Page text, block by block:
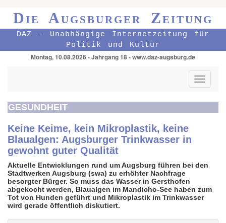
Die Augsburger Zeitung
DAZ - Unabhängige Internetzeitung für
Politik und Kultur
Montag, 10.08.2026 - Jahrgang 18 - www.daz-augsburg.de
Toggle
GESUNDHEIT
Keine Keime, kein Mikroplastik, keine
Blaualgen: Augsburger Trinkwasser in
gewohnt guter Qualität
Aktuelle Entwicklungen rund um Augsburg führen bei den
Stadtwerken Augsburg (swa) zu erhöhter Nachfrage
besorgter Bürger. So muss das Wasser in Gersthofen
abgekocht werden, Blaualgen im Mandicho-See haben zum
Tot von Hunden geführt und Mikroplastik im Trinkwasser
wird gerade öffentlich diskutiert.